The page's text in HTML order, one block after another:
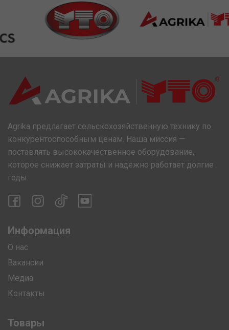
Agrika предлагает сельскохозяйственную технику по
конкурентоспособным ценам. Наша миссия —
поставлять высококачественное оборудование,
которое снижает затраты и надежно работает долгие
годы.
Информация
О нас
Вакансии
Медиа
Контакты
Товары